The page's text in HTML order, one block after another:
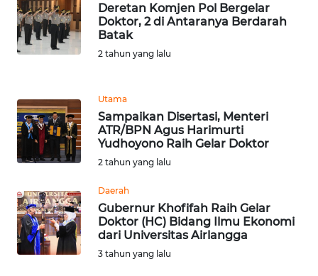
Deretan Komjen Pol Bergelar
Doktor, 2 di Antaranya Berdarah
Batak
2 tahun yang lalu
Utama
Sampaikan Disertasi, Menteri
ATR/BPN Agus Harimurti
Yudhoyono Raih Gelar Doktor
2 tahun yang lalu
Daerah
Gubernur Khofifah Raih Gelar
Doktor (HC) Bidang Ilmu Ekonomi
dari Universitas Airlangga
3 tahun yang lalu
EDITORIAL
BERITA
KONTAK
KAMI
INFO
IKLAN
TENTANG